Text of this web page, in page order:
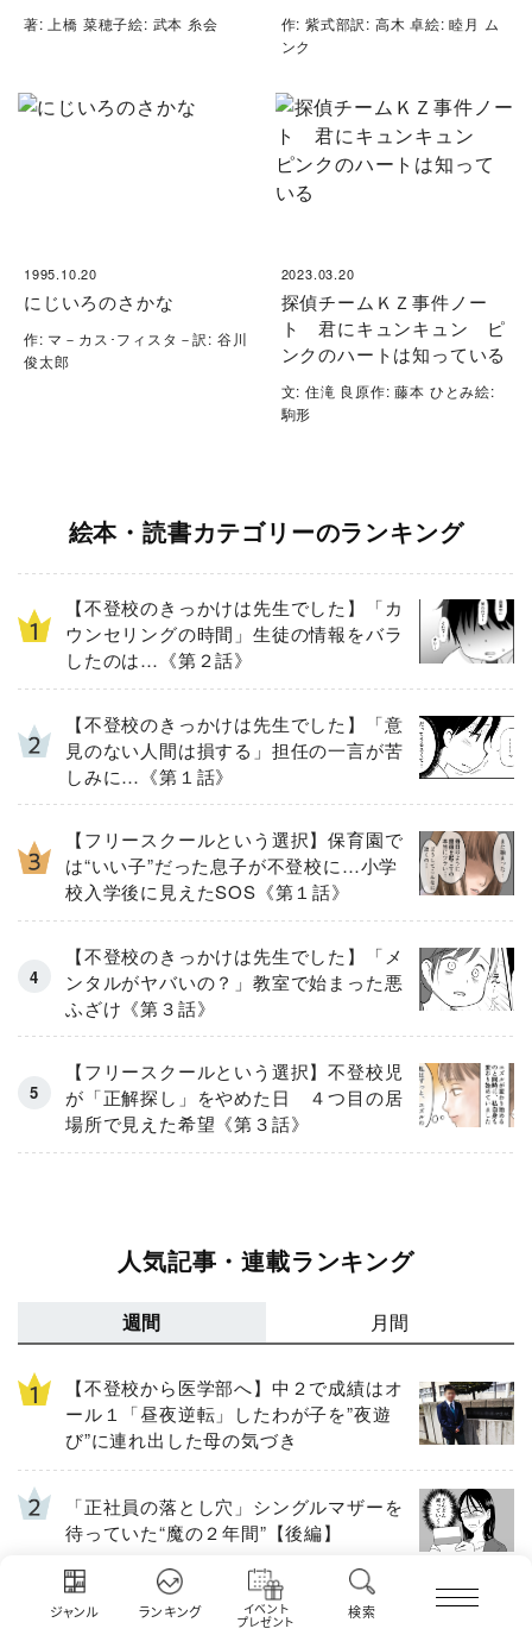
ジャンル ランキング イベント
プレゼント
検索
著: 上橋 菜穂子絵: 武本 糸会
作: 紫式部訳: 高木 卓絵: 睦月 ム
ンク
1995.10.20
にじいろのさかな
作: マ－カス･フィスタ－訳: 谷川
俊太郎
2023.03.20
探偵チームＫＺ事件ノー
ト 君にキュンキュン ピ
ンクのハートは知っている
文: 住滝 良原作: 藤本 ひとみ絵:
駒形
絵本・読書カテゴリーのランキング
【不登校のきっかけは先生でした】「カ
ウンセリングの時間」生徒の情報をバラ
したのは…《第２話》
【不登校のきっかけは先生でした】「意
見のない人間は損する」担任の一言が苦
しみに…《第１話》
【フリースクールという選択】保育園で
は“いい子”だった息子が不登校に…小学
校入学後に見えたSOS《第１話》
【不登校のきっかけは先生でした】「メ
ンタルがヤバいの？」教室で始まった悪
ふざけ《第３話》
【フリースクールという選択】不登校児
が「正解探し」をやめた日 ４つ目の居
場所で見えた希望《第３話》
人気記事・連載ランキング
週間 月間
【不登校から医学部へ】中２で成績はオ
ール１「昼夜逆転」したわが子を”夜遊
び”に連れ出した母の気づき
「正社員の落とし穴」シングルマザーを
待っていた“魔の２年間”【後編】
【不登校のきっかけは先生でした】「カ
ウンセリングの時間」生徒の情報をバラ